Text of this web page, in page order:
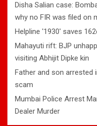
Disha Salian case:
why no FIR was filed on
Helpline '1930' saves
Mahayuti rift: BJP
visiting Abhijit Dipke kin
Father and son
scam
Mumbai Police Arrest
Dealer Murder